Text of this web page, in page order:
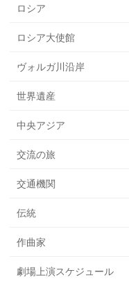
ロシア
ロシア大使館
ヴォルガ川沿岸
世界遺産
中央アジア
交流の旅
交通機関
伝統
作曲家
劇場上演スケジュール